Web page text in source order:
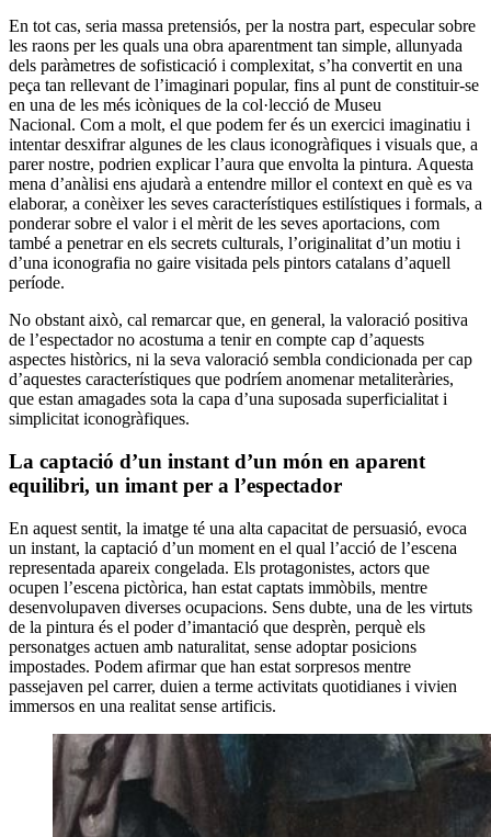
En tot cas, seria massa pretensiós, per la nostra part, especular sobre
les raons per les quals una obra aparentment tan simple, allunyada
dels paràmetres de sofisticació i complexitat, s’ha convertit en una
peça tan rellevant de l’imaginari popular, fins al punt de constituir-se
en una de les més icòniques de la col·lecció de Museu
Nacional. Com a molt, el que podem fer és un exercici imaginatiu i
intentar desxifrar algunes de les claus iconogràfiques i visuals que, a
parer nostre, podrien explicar l’aura que envolta la pintura. Aquesta
mena d’anàlisi ens ajudarà a entendre millor el context en què es va
elaborar, a conèixer les seves característiques estilístiques i formals, a
ponderar sobre el valor i el mèrit de les seves aportacions, com
també a penetrar en els secrets culturals, l’originalitat d’un motiu i
d’una iconografia no gaire visitada pels pintors catalans d’aquell
període.
No obstant això, cal remarcar que, en general, la valoració positiva
de l’espectador no acostuma a tenir en compte cap d’aquests
aspectes històrics, ni la seva valoració sembla condicionada per cap
d’aquestes característiques que podríem anomenar metaliteràries,
que estan amagades sota la capa d’una suposada superficialitat i
simplicitat iconogràfiques.
La captació d’un instant d’un món en aparent
equilibri, un imant per a l’espectador
En aquest sentit, la imatge té una alta capacitat de persuasió, evoca
un instant, la captació d’un moment en el qual l’acció de l’escena
representada apareix congelada. Els protagonistes, actors que
ocupen l’escena pictòrica, han estat captats immòbils, mentre
desenvolupaven diverses ocupacions. Sens dubte, una de les virtuts
de la pintura és el poder d’imantació que desprèn, perquè els
personatges actuen amb naturalitat, sense adoptar posicions
impostades. Podem afirmar que han estat sorpresos mentre
passejaven pel carrer, duien a terme activitats quotidianes i vivien
immersos en una realitat sense artificis.